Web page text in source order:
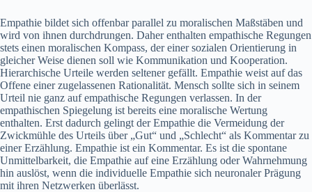
Empathie bildet sich offenbar parallel zu moralischen Maßstäben und
wird von ihnen durchdrungen. Daher enthalten empathische Regungen
stets einen moralischen Kompass, der einer sozialen Orientierung in
gleicher Weise dienen soll wie Kommunikation und Kooperation.
Hierarchische Urteile werden seltener gefällt. Empathie weist auf das
Offene einer zugelassenen Rationalität. Mensch sollte sich in seinem
Urteil nie ganz auf empathische Regungen verlassen. In der
empathischen Spiegelung ist bereits eine moralische Wertung
enthalten. Erst dadurch gelingt der Empathie die Vermeidung der
Zwickmühle des Urteils über „Gut“ und „Schlecht“ als Kommentar zu
einer Erzählung. Empathie ist ein Kommentar. Es ist die spontane
Unmittelbarkeit, die Empathie auf eine Erzählung oder Wahrnehmung
hin auslöst, wenn die individuelle Empathie sich neuronaler Prägung
mit ihren Netzwerken überlässt.